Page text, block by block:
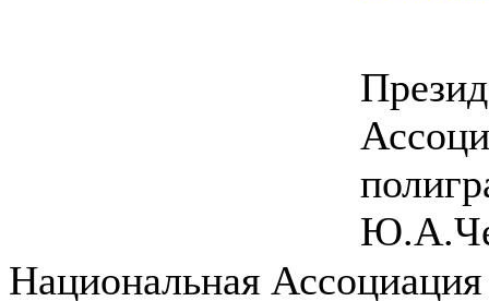
Национальная